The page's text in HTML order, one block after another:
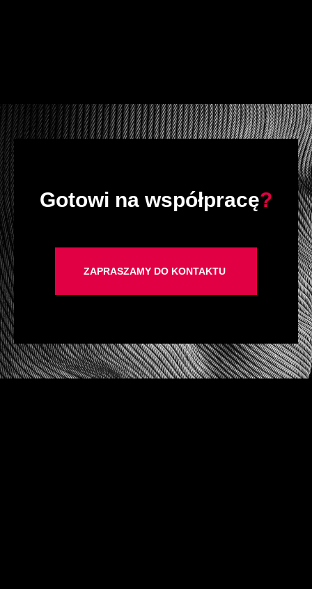
Gotowi na współpracę?
ZAPRASZAMY DO KONTAKTU